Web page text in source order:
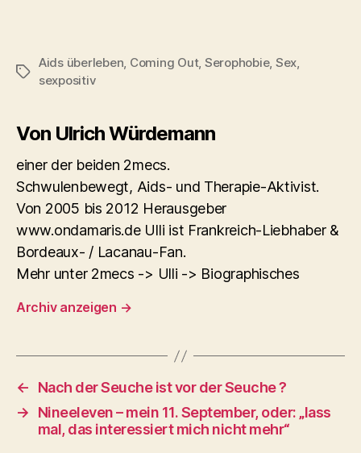
Schlagwörter
Aids überleben, Coming Out, Serophobie, Sex,
sexpositiv
Von Ulrich Würdemann
einer der beiden 2mecs.
Schwulenbewegt, Aids- und Therapie-Aktivist.
Von 2005 bis 2012 Herausgeber
www.ondamaris.de Ulli ist Frankreich-Liebhaber &
Bordeaux- / Lacanau-Fan.
Mehr unter 2mecs -> Ulli -> Biographisches
Archiv anzeigen →
←
Nach der Seuche ist vor der Seuche ?
→
Nineeleven – mein 11. September, oder: „lass
mal, das interessiert mich nicht mehr“